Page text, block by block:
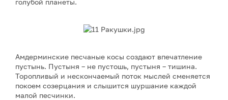
Амдерминские песчаные косы создают впечатление
пустынь. Пустыня – не пустошь, пустыня – тишина.
Торопливый и нескончаемый поток мыслей сменяется
покоем созерцания и слышится шуршание каждой
малой песчинки.